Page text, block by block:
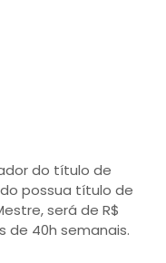
do título de
possua título de
será de R$
de 40h semanais.